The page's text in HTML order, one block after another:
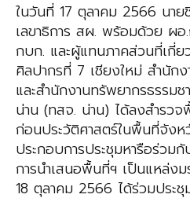
ในวันที่ 17 ตุลาคม 2566 นา
เลขาธิการ สผ. พร้อมด้วย ผอ
กบก. และผู้แทนภาคส่วนที่เกี่
ศิลปากรที่ 7 เชียงใหม่ สำนัก
และสำนักงานทรัพยากรธรรม
น่าน (ทสจ. น่าน) ได้ลงสำรว
ก่อนประวัติศาสตร์ในพื้นที่จัง
ประกอบการประชุมหารือร่วม
การนำเสนอพื้นที่ฯ เป็นแหล่ง
18 ตุลาคม 2566 ได้ร่วมประชุ